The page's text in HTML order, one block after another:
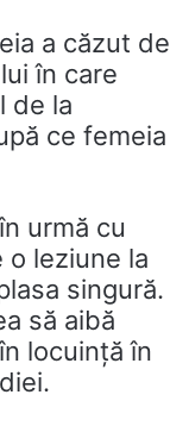
a căzut de
în care
de la
ce femeia
urmă cu
o leziune la
singură.
să aibă
locuință în